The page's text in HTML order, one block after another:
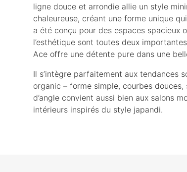
ligne douce et arrondie allie un style
chaleureuse, créant une forme unique
a été conçu pour des espaces spacieux
l’esthétique sont toutes deux
Ace offre une détente pure dans une
Il s’intègre parfaitement aux tendances
organic – forme simple, courbes
d’angle convient aussi bien aux salons
intérieurs inspirés du style japandi.